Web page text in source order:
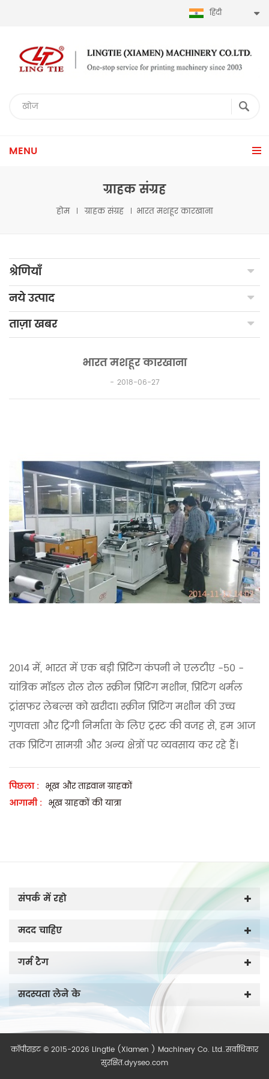
हिंदी
MENU
ग्राहक संग्रह
होम ग्राहक संग्रह भारत मशहूर कारखाना
श्रेणियाँ
नये उत्पाद
ताज़ा खबर
भारत मशहूर कारखाना
2018-06-27
2014 में, भारत में एक बड़ी प्रिंटिंग कंपनी ने एलटीए -50 -
यांत्रिक मॉडल रोल रोल स्क्रीन प्रिंटिंग मशीन, प्रिंटिंग थर्मल
ट्रांसफर लेबल्स को खरीदा। स्क्रीन प्रिंटिंग मशीन की उच्च
गुणवत्ता और ट्रिंगी निर्माता के लिए ट्रस्ट की वजह से, हम आज
तक प्रिंटिंग सामग्री और अन्य क्षेत्रों पर व्यवसाय कर रहे हैं।
पिछला : भूख और ताइवान ग्राहकों
आगामी : भूख ग्राहकों की यात्रा
संपर्क में रहो
मदद चाहिए
गर्म टैग
सदस्यता लेने के
कॉपीराइट © 2015-2026 Lingtie (Xiamen ) Machinery Co. Ltd..सर्वाधिकार
सुरक्षित.dyyseo.com